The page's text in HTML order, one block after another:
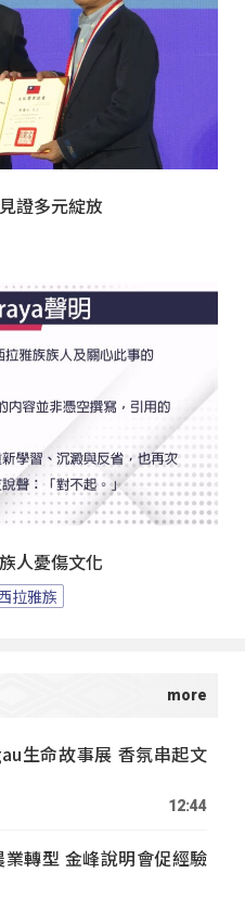
證多元綻放
人憂傷文化
拉雅族
生命故事展 香氛串起文
12:44
業轉型 金峰說明會促經驗